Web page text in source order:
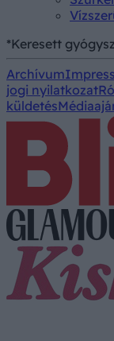
*Keresett
Archívum
jogi nyilatkozat
küldetés